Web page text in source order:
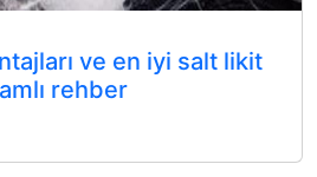
ve en iyi salt likit
rehber